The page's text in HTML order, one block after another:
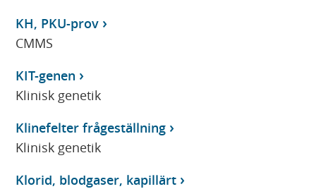
KH, PKU-prov
CMMS
KIT-genen
Klinisk genetik
Klinefelter frågeställning
Klinisk genetik
Klorid, blodgaser, kapillärt